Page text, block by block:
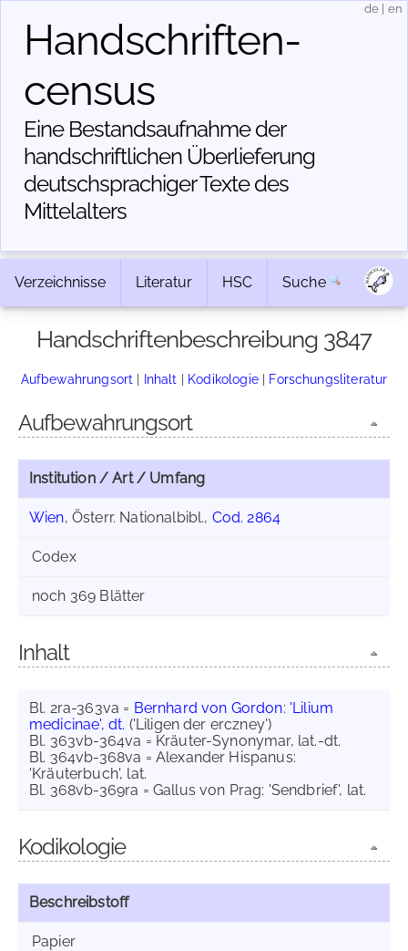
Handschriften­
census
Eine Bestandsaufnahme der
handschriftlichen Über­lieferung
deutschsprachiger Texte des
Mittelalters
de en
Verzeichnisse Literatur HSC Suche
Handschriftenbeschreibung 3847
Aufbewahrungsort | Inhalt | Kodikologie| Forschungsliteratur
Aufbewahrungsort
Institution / Art / Umfang
Wien, Österr. Nationalbibl., Cod. 2864
Codex
noch 369 Blätter
Inhalt
Bl. 2ra-363va = Bernhard von Gordon: 'Lilium
medicinae', dt. ('Liligen der erczney')
Bl. 363vb-364va = Kräuter-Synonymar, lat.-dt.
Bl. 364vb-368va = Alexander Hispanus:
'Kräuterbuch', lat.
Bl. 368vb-369ra = Gallus von Prag: 'Sendbrief', lat.
Kodikologie
Beschreibstoff
Papier